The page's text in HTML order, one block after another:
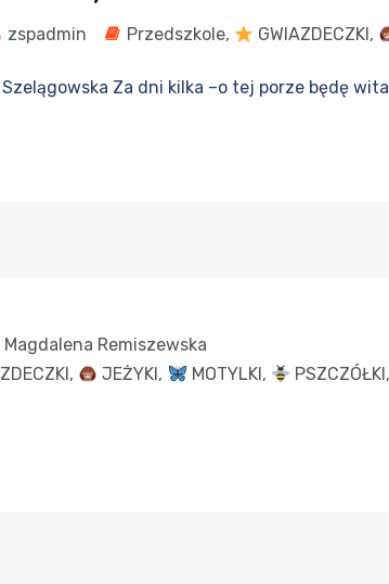
zspadmin Przedszkole, GWIAZDECZKI,
Za dni kilka –o tej porze będę
Magdalena Remiszewska
, JEŻYKI, MOTYLKI, PSZCZÓŁKI,